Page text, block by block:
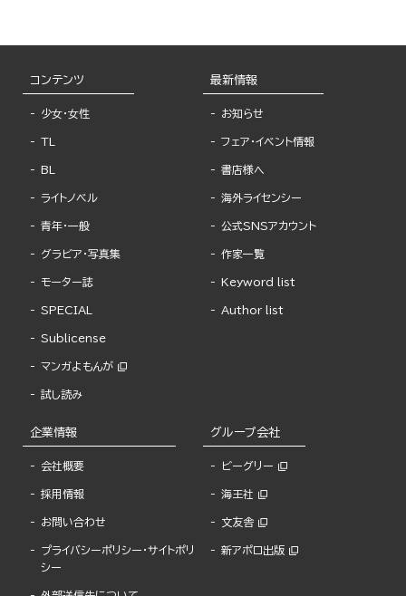
コンテンツ
少女・女性
TL
BL
ライトノベル
青年・一般
グラビア・写真集
モーター誌
SPECIAL
Sublicense
マンガよもんが
試し読み
最新情報
お知らせ
フェア・イベント情報
書店様へ
海外ライセンシー
公式SNSアカウント
作家一覧
Keyword list
Author list
企業情報
会社概要
採用情報
お問い合わせ
プライバシーポリシー・サイトポリ
シー
グループ会社
ビーグリー
海王社
文友舎
新アポロ出版